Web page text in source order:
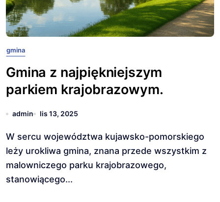
gmina
Gmina z najpiękniejszym
parkiem krajobrazowym.
admin lis 13, 2025
W sercu województwa kujawsko-pomorskiego
leży urokliwa gmina, znana przede wszystkim z
malowniczego parku krajobrazowego,
stanowiącego...